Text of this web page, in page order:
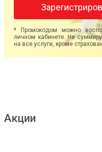
* Промокодом можно
личном кабинете. Не
на все услуги, кроме
Акции